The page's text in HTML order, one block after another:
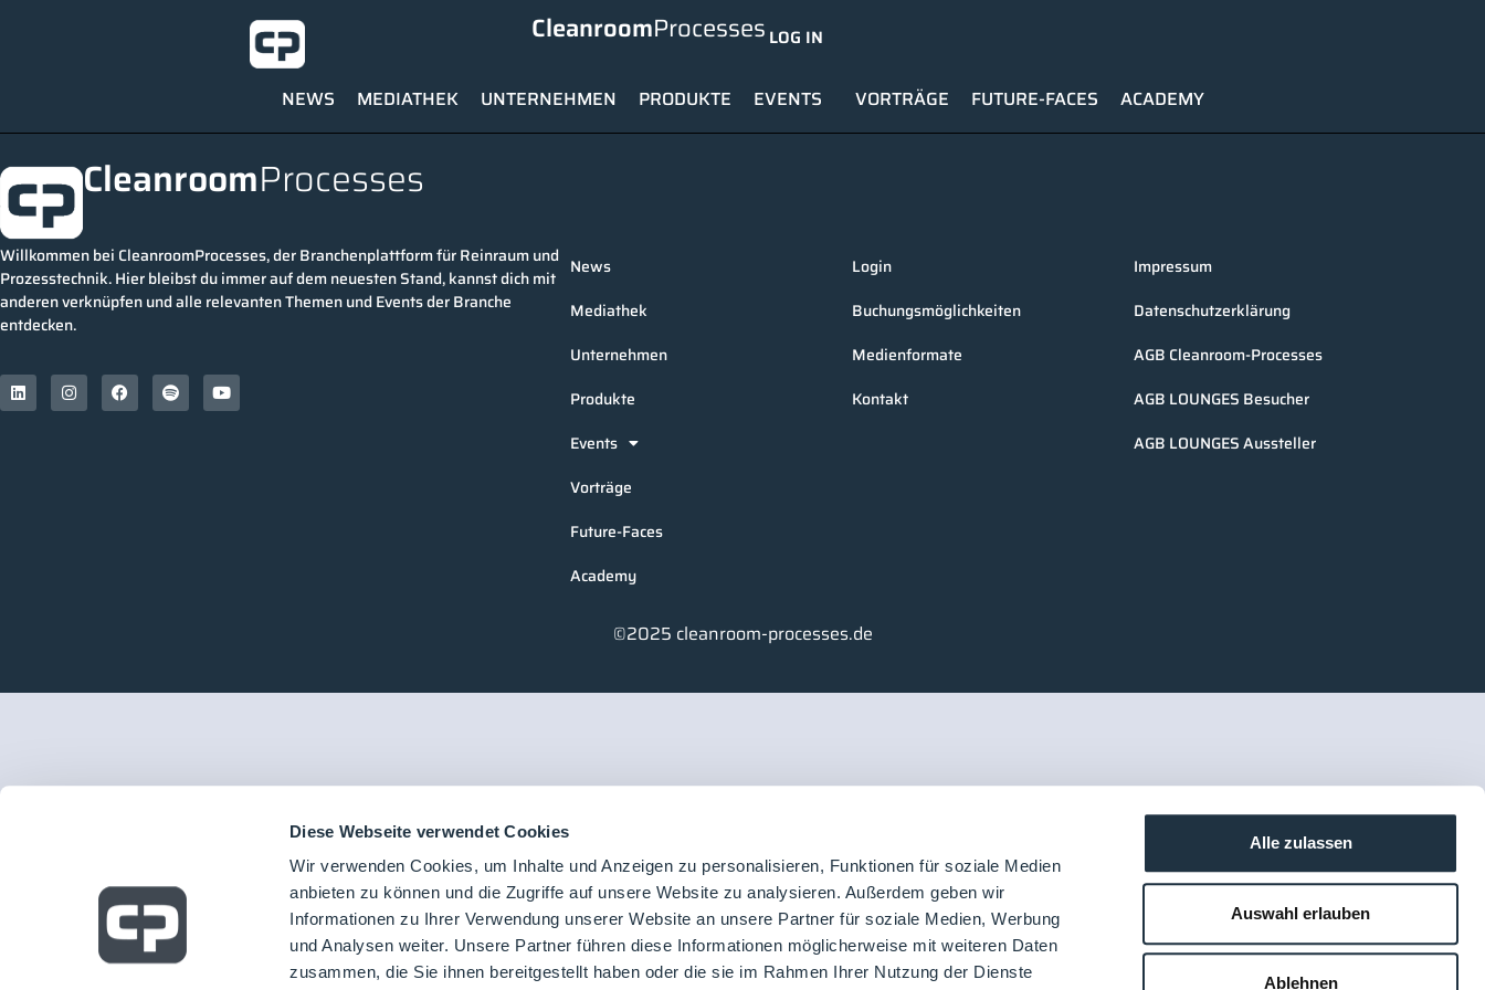
Diese Webseite verwendet Cookies
Wir verwenden Cookies, um Inhalte und Anzeigen zu personalisieren, Funktionen für soziale Medien
anbieten zu können und die Zugriffe auf unsere Website zu analysieren. Außerdem geben wir
Informationen zu Ihrer Verwendung unserer Website an unsere Partner für soziale Medien, Werbung
und Analysen weiter. Unsere Partner führen diese Informationen möglicherweise mit weiteren Daten
zusammen, die Sie ihnen bereitgestellt haben oder die sie im Rahmen Ihrer Nutzung der Dienste
Alle zulassen
Auswahl erlauben
Ablehnen
CleanroomProcesses LOG IN
NEWS MEDIATHEK UNTERNEHMEN PRODUKTE EVENTS VORTRÄGE FUTURE-FACES ACADEMY
CleanroomProcesses
Willkommen bei CleanroomProcesses, der Branchenplattform für Reinraum und
Prozesstechnik. Hier bleibst du immer auf dem neuesten Stand, kannst dich mit
anderen verknüpfen und alle relevanten Themen und Events der Branche
entdecken.
News
Mediathek
Unternehmen
Produkte
Events
Vorträge
Future-Faces
Academy
Login
Buchungsmöglichkeiten
Medienformate
Kontakt
Impressum
Datenschutzerklärung
AGB Cleanroom-Processes
AGB LOUNGES Besucher
AGB LOUNGES Aussteller
©2025 cleanroom-processes.de